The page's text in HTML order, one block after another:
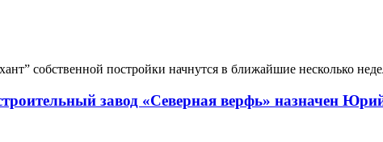
собственной постройки начнутся в ближайшие несколько
завод «Северная верфь» назначен